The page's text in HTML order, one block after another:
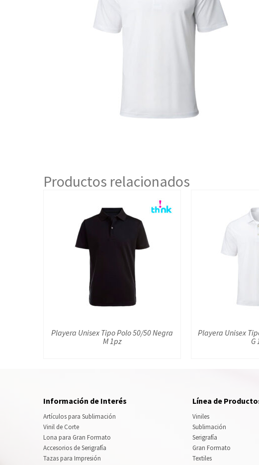
Productos relacionados
Playera Unisex Tipo Polo 50/50 Negra
M 1pz
Playera Unisex
G
Información de Interés
Artículos para Sublimación
Vinil de Corte
Lona para Gran Formato
Accesorios de Serigrafía
Tazas para Impresión
Línea de
Viniles
Sublimación
Serigrafía
Gran Formato
Textiles